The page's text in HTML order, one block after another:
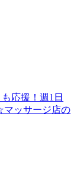
応援！週1日
マッサージ店の